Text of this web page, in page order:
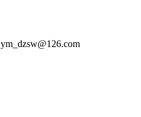
ym_dzsw@126.com